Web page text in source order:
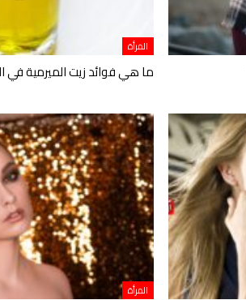
المرأة
ما هي فوائد زيت الميرمية في
المرأة